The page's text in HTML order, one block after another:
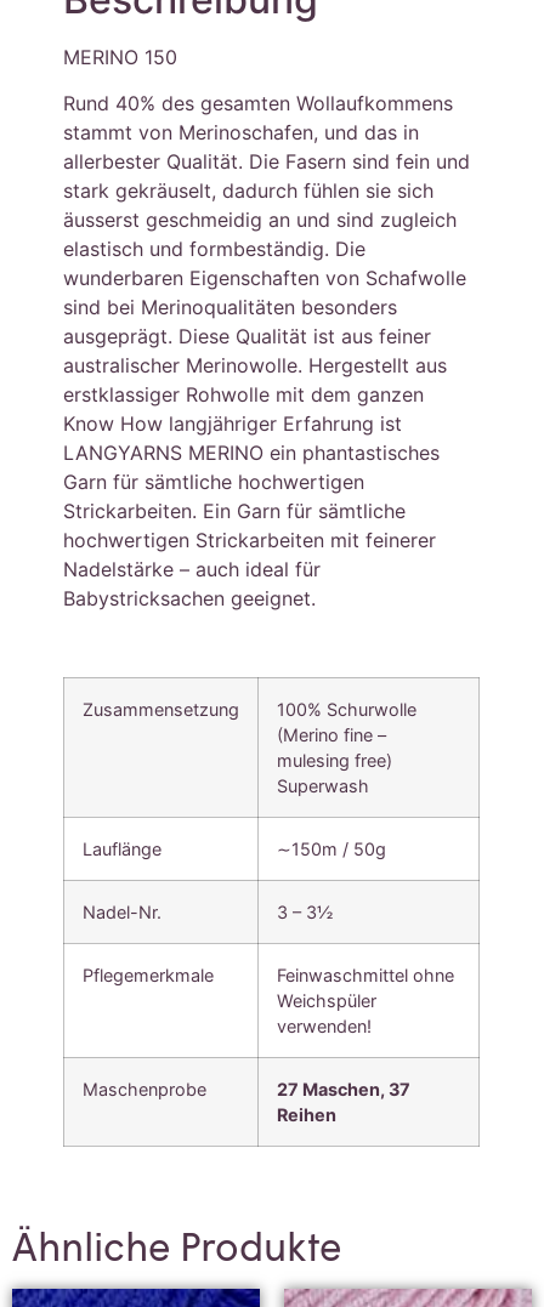
MERINO 150
Rund 40% des gesamten Wollaufkommens
stammt von Merinoschafen, und das in
allerbester Qualität. Die Fasern sind fein und
stark gekräuselt, dadurch fühlen sie sich
äusserst geschmeidig an und sind zugleich
elastisch und formbeständig. Die
wunderbaren Eigenschaften von Schafwolle
sind bei Merinoqualitäten besonders
ausgeprägt. Diese Qualität ist aus feiner
australischer Merinowolle. Hergestellt aus
erstklassiger Rohwolle mit dem ganzen
Know How langjähriger Erfahrung ist
LANGYARNS MERINO ein phantastisches
Garn für sämtliche hochwertigen
Strickarbeiten. Ein Garn für sämtliche
hochwertigen Strickarbeiten mit feinerer
Nadelstärke – auch ideal für
Babystricksachen geeignet.
Zusammensetzung
100% Schurwolle
(Merino fine –
mulesing free)
Superwash
Lauflänge ∼150m / 50g
Nadel-Nr. 3 – 3½
Pflegemerkmale
Feinwaschmittel ohne
Weichspüler
verwenden!
Maschenprobe
27 Maschen, 37
Reihen
Ähnliche Produkte